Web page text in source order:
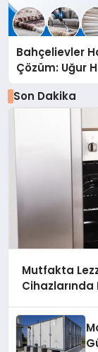
Bahçelievler
Çözüm: Uğur
Son Dakika
Mutfakta